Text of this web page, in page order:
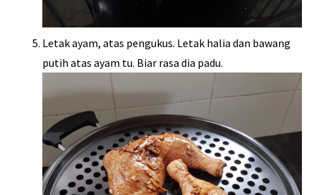
Letak ayam, atas pengukus. Letak halia dan bawang
putih atas ayam tu. Biar rasa dia padu.